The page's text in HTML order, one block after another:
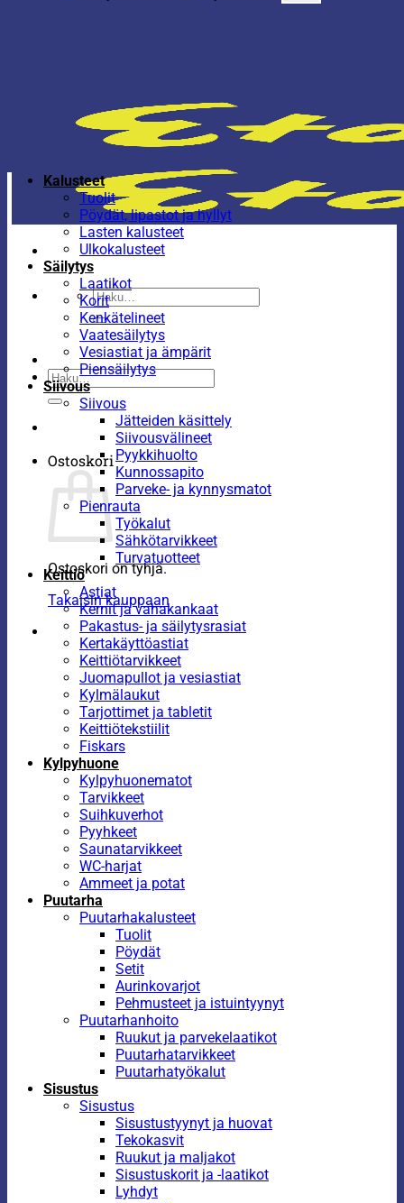
Etsi:
Etsi:
Ostoskori
Ostoskori on tyhjä.
Takaisin kauppaan
Kalusteet
Tuolit
Pöydät, lipastot ja hyllyt
Lasten kalusteet
Ulkokalusteet
Säilytys
Laatikot
Korit
Kenkätelineet
Vaatesäilytys
Vesiastiat ja ämpärit
Piensäilytys
Siivous
Siivous
Jätteiden käsittely
Siivousvälineet
Pyykkihuolto
Kunnossapito
Parveke- ja kynnysmatot
Pienrauta
Työkalut
Sähkötarvikkeet
Turvatuotteet
Keittiö
Astiat
Kernit ja vahakankaat
Pakastus- ja säilytysrasiat
Kertakäyttöastiat
Keittiötarvikkeet
Juomapullot ja vesiastiat
Kylmälaukut
Tarjottimet ja tabletit
Keittiötekstiilit
Fiskars
Kylpyhuone
Kylpyhuonematot
Tarvikkeet
Suihkuverhot
Pyyhkeet
Saunatarvikkeet
WC-harjat
Ammeet ja potat
Puutarha
Puutarhakalusteet
Tuolit
Pöydät
Setit
Aurinkovarjot
Pehmusteet ja istuintyynyt
Puutarhanhoito
Ruukut ja parvekelaatikot
Puutarhatarvikkeet
Puutarhatyökalut
Sisustus
Sisustus
Sisustustyynyt ja huovat
Tekokasvit
Ruukut ja maljakot
Sisustuskorit ja -laatikot
Lyhdyt